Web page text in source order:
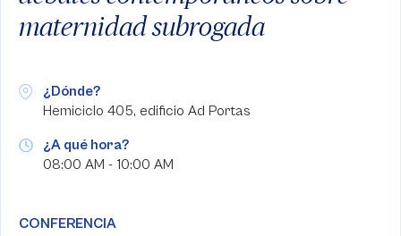
maternidad subrogada
¿Dónde?
Hemiciclo 405, edificio Ad Portas
¿A qué hora?
08:00 AM - 10:00 AM
CONFERENCIA